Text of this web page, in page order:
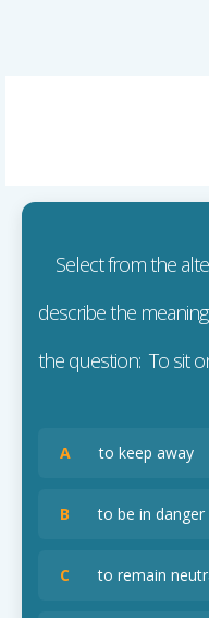
Select from the
describe the
the question: To sit
A to keep away
B to be in danger
C to remain